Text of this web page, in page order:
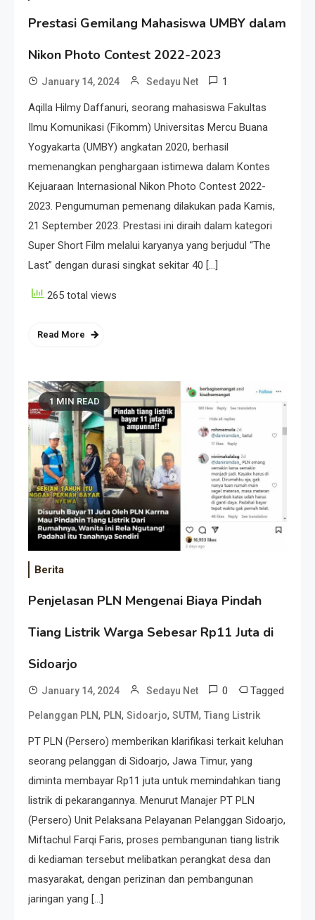
Prestasi Gemilang Mahasiswa UMBY dalam
Nikon Photo Contest 2022-2023
January 14, 2024 Sedayu Net 1
Aqilla Hilmy Daffanuri, seorang mahasiswa Fakultas
Ilmu Komunikasi (Fikomm) Universitas Mercu Buana
Yogyakarta (UMBY) angkatan 2020, berhasil
memenangkan penghargaan istimewa dalam Kontes
Kejuaraan Internasional Nikon Photo Contest 2022-
2023. Pengumuman pemenang dilakukan pada Kamis,
21 September 2023. Prestasi ini diraih dalam kategori
Super Short Film melalui karyanya yang berjudul “The
Last” dengan durasi singkat sekitar 40 […]
265 total views
Read More
1 MIN READ
Berita
Penjelasan PLN Mengenai Biaya Pindah
Tiang Listrik Warga Sebesar Rp11 Juta di
Sidoarjo
January 14, 2024 Sedayu Net 0 Tagged
Pelanggan PLN, PLN, Sidoarjo, SUTM, Tiang Listrik
PT PLN (Persero) memberikan klarifikasi terkait keluhan
seorang pelanggan di Sidoarjo, Jawa Timur, yang
diminta membayar Rp11 juta untuk memindahkan tiang
listrik di pekarangannya. Menurut Manajer PT PLN
(Persero) Unit Pelaksana Pelayanan Pelanggan Sidoarjo,
Miftachul Farqi Faris, proses pembangunan tiang listrik
di kediaman tersebut melibatkan perangkat desa dan
masyarakat, dengan perizinan dan pembangunan
jaringan yang […]